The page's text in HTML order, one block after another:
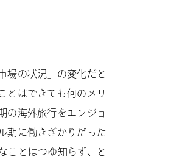
場の状況」の変化だと
とはできても何のメリ
の海外旅行をエンジョ
期に働きざかりだった
ことはつゆ知らず、と